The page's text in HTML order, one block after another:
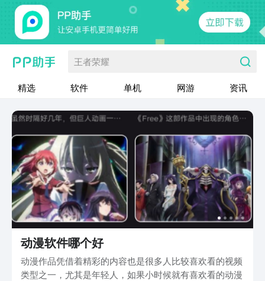
王者荣耀
精选 软件 单机 网游 资讯
动漫软件哪个好
动漫作品凭借着精彩的内容也是很多人比较喜欢看的视频
类型之一，尤其是年轻人，如果小时候就有喜欢看的动漫